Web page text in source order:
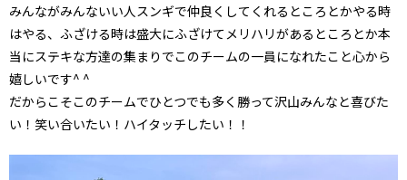
みんながみんないい人スンギで仲良くしてくれるところとかやる時
はやる、ふざける時は盛大にふざけてメリハリがあるところとか本
当にステキな方達の集まりでこのチームの一員になれたこと心から
嬉しいです^ ^
だからこそこのチームでひとつでも多く勝って沢山みんなと喜びた
い！笑い合いたい！ハイタッチしたい！！